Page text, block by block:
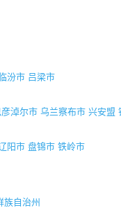
汾市 吕梁市
彦淖尔市 乌兰察布市 兴安盟
阳市 盘锦市 铁岭市
族自治州